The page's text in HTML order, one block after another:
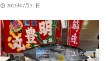
2026年7月31日